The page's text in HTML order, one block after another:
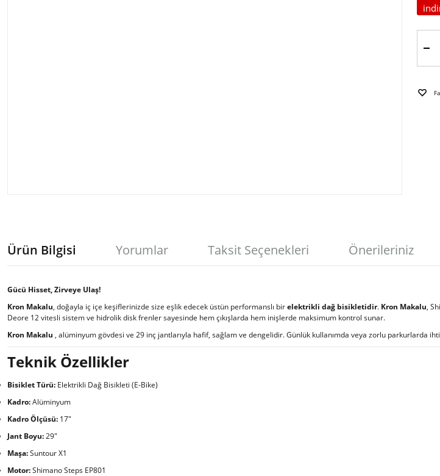
Ürün Bilgisi Yorumlar Taksit Seçenekleri Önerileriniz
Gücü Hisset, Zirveye Ulaş!
Kron Makalu, doğayla iç içe keşiflerinizde size eşlik edecek üstün performanslı birelektrikli dağ bisikletidir. Kron Makalu,
Deore 12 vitesli sistem ve hidrolik disk frenler sayesinde hem çıkışlarda hem inişlerde maksimum kontrol sunar.
Kron Makalu , alüminyum gövdesi ve 29 inç jantlarıyla hafif, sağlam ve dengelidir. Günlük kullanımda veya zorlu parkurlarda
Teknik Özellikler
Bisiklet Türü: Elektrikli Dağ Bisikleti (E-Bike)
Kadro:Alüminyum
Kadro Ölçüsü: 17"
Jant Boyu:29"
Maşa:Suntour X1
Motor:Shimano Steps EP801